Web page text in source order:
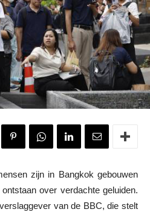
zijn in Bangkok gebouwen
over verdachte geluiden.
van de BBC, die stelt